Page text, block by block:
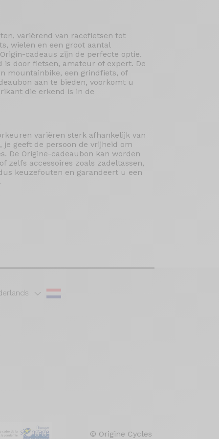
variërend van racefietsen tot
wielen en een groot aantal
cadeaus zijn de perfecte optie.
is door fietsen, amateur of expert. De
mountainbike, een grindfiets, of
aan te bieden, voorkomt u
die erkend is in de
variëren sterk afhankelijk van
geeft de persoon de vrijheid om
De Origine-cadeaubon kan worden
zelfs accessoires zoals zadeltassen,
keuzefouten en garandeert u een
© Origine Cycles